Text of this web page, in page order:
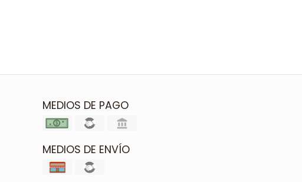
MEDIOS DE PAGO
MEDIOS DE ENVÍO